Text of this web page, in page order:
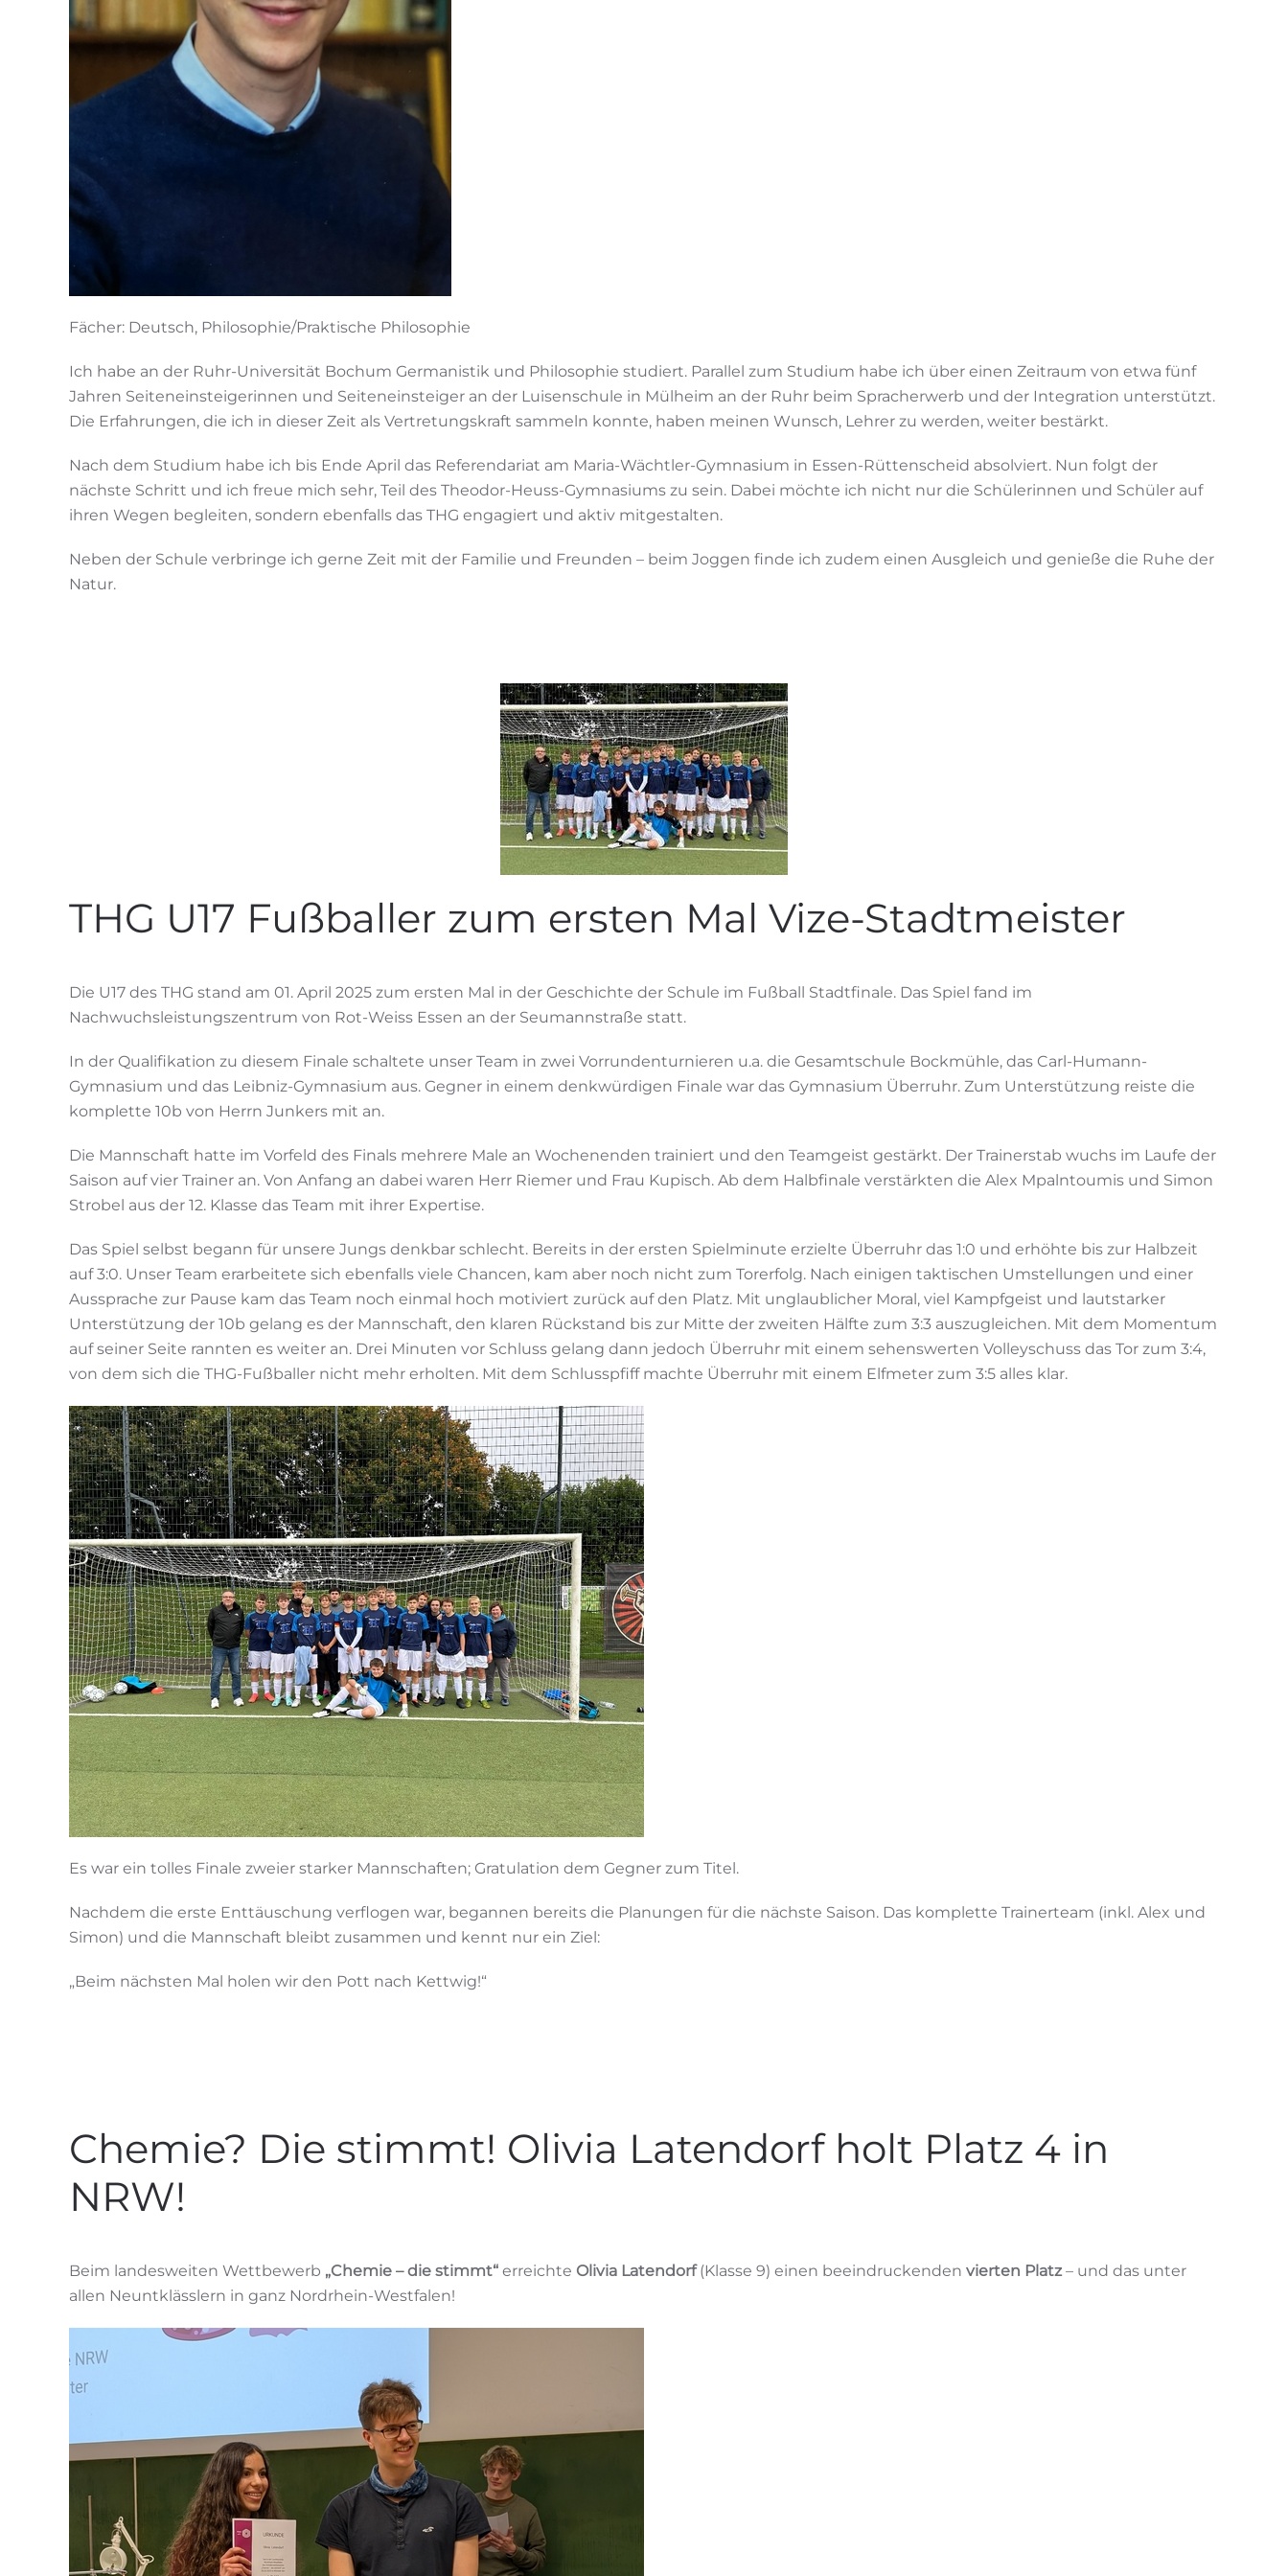
Fächer: Deutsch, Philosophie/Praktische Philosophie
Ich habe an der Ruhr-Universität Bochum Germanistik und Philosophie studiert. Parallel zum Studium habe ich über einen Zeitraum von etwa fünf
Jahren Seiteneinsteigerinnen und Seiteneinsteiger an der Luisenschule in Mülheim an der Ruhr beim Spracherwerb und der Integration unterstützt.
Die Erfahrungen, die ich in dieser Zeit als Vertretungskraft sammeln konnte, haben meinen Wunsch, Lehrer zu werden, weiter bestärkt.
Nach dem Studium habe ich bis Ende April das Referendariat am Maria-Wächtler-Gymnasium in Essen-Rüttenscheid absolviert. Nun folgt der
nächste Schritt und ich freue mich sehr, Teil des Theodor-Heuss-Gymnasiums zu sein. Dabei möchte ich nicht nur die Schülerinnen und Schüler auf
ihren Wegen begleiten, sondern ebenfalls das THG engagiert und aktiv mitgestalten.
Neben der Schule verbringe ich gerne Zeit mit der Familie und Freunden – beim Joggen finde ich zudem einen Ausgleich und genieße die Ruhe der
Natur.
THG U17 Fußballer zum ersten Mal Vize-Stadtmeister
Die U17 des THG stand am 01. April 2025 zum ersten Mal in der Geschichte der Schule im Fußball Stadtfinale. Das Spiel fand im
Nachwuchsleistungszentrum von Rot-Weiss Essen an der Seumannstraße statt.
In der Qualifikation zu diesem Finale schaltete unser Team in zwei Vorrundenturnieren u.a. die Gesamtschule Bockmühle, das Carl-Humann-
Gymnasium und das Leibniz-Gymnasium aus. Gegner in einem denkwürdigen Finale war das Gymnasium Überruhr. Zum Unterstützung reiste die
komplette 10b von Herrn Junkers mit an.
Die Mannschaft hatte im Vorfeld des Finals mehrere Male an Wochenenden trainiert und den Teamgeist gestärkt. Der Trainerstab wuchs im Laufe der
Saison auf vier Trainer an. Von Anfang an dabei waren Herr Riemer und Frau Kupisch. Ab dem Halbfinale verstärkten die Alex Mpalntoumis und Simon
Strobel aus der 12. Klasse das Team mit ihrer Expertise.
Das Spiel selbst begann für unsere Jungs denkbar schlecht. Bereits in der ersten Spielminute erzielte Überruhr das 1:0 und erhöhte bis zur Halbzeit
auf 3:0. Unser Team erarbeitete sich ebenfalls viele Chancen, kam aber noch nicht zum Torerfolg. Nach einigen taktischen Umstellungen und einer
Aussprache zur Pause kam das Team noch einmal hoch motiviert zurück auf den Platz. Mit unglaublicher Moral, viel Kampfgeist und lautstarker
Unterstützung der 10b gelang es der Mannschaft, den klaren Rückstand bis zur Mitte der zweiten Hälfte zum 3:3 auszugleichen. Mit dem Momentum
auf seiner Seite rannten es weiter an. Drei Minuten vor Schluss gelang dann jedoch Überruhr mit einem sehenswerten Volleyschuss das Tor zum 3:4,
von dem sich die THG-Fußballer nicht mehr erholten. Mit dem Schlusspfiff machte Überruhr mit einem Elfmeter zum 3:5 alles klar.
Es war ein tolles Finale zweier starker Mannschaften; Gratulation dem Gegner zum Titel.
Nachdem die erste Enttäuschung verflogen war, begannen bereits die Planungen für die nächste Saison. Das komplette Trainerteam (inkl. Alex und
Simon) und die Mannschaft bleibt zusammen und kennt nur ein Ziel:
„Beim nächsten Mal holen wir den Pott nach Kettwig!“
Chemie? Die stimmt! Olivia Latendorf holt Platz 4 in
NRW!
Beim landesweiten Wettbewerb „Chemie – die stimmt“ erreichte Olivia Latendorf(Klasse 9) einen beeindruckenden vierten Platz– und das unter
allen Neuntklässlern in ganz Nordrhein-Westfalen!